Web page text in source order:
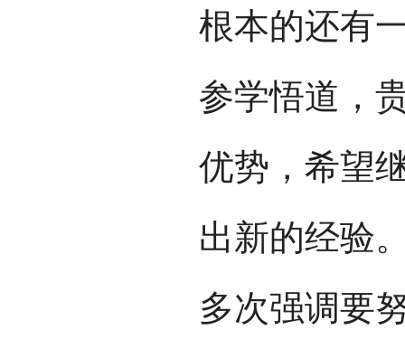
根本的还有
参学悟道，
优势，希望
出新的经验
多次强调要